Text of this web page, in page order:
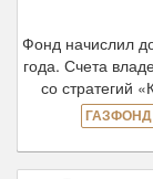
Фонд начислил
года. Счета
со стратегий